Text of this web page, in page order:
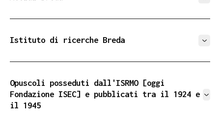
Istituto di ricerche Breda
[1972]
Opuscoli posseduti dall'ISRMO [oggi
Fondazione ISEC] e pubblicati tra il 1924 e
il 1945